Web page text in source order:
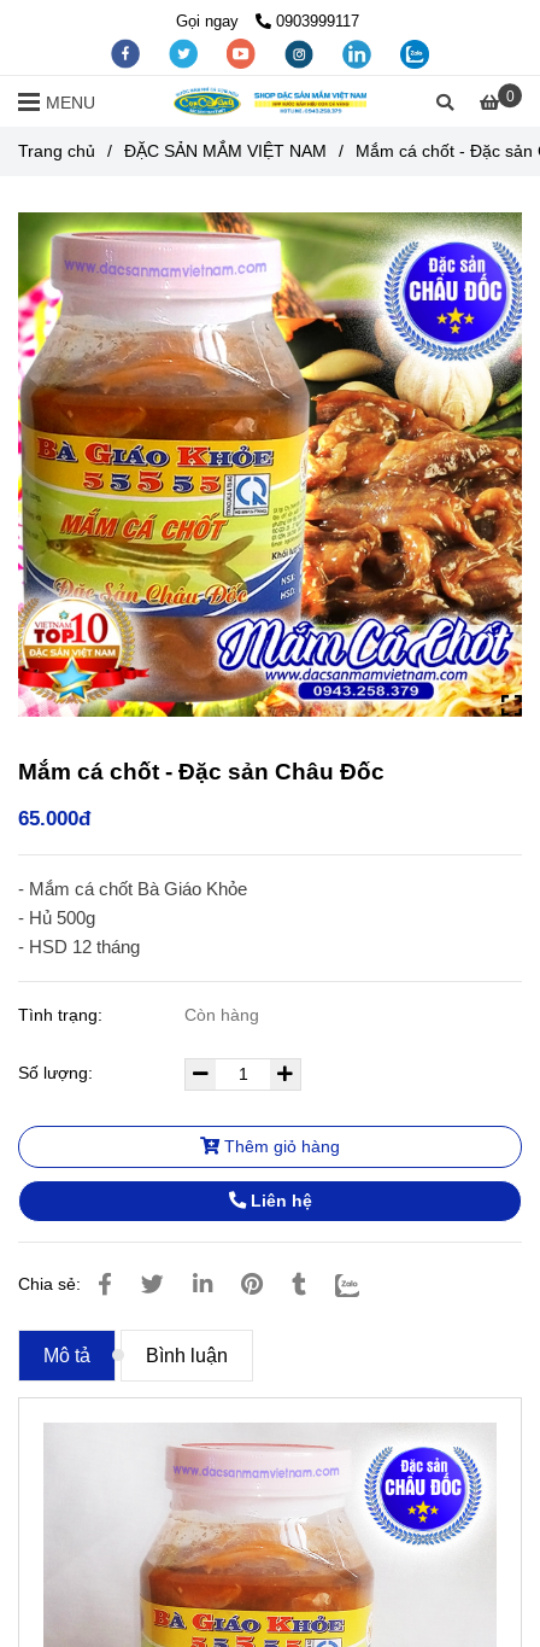
Gọi ngay 0903999117
0
MENU
Trang chủ / ĐẶC SẢN MẮM VIỆT NAM / Mắm cá chốt - Đặc sản
Mắm cá chốt - Đặc sản Châu Đốc
65.000đ
- Mắm cá chốt Bà Giáo Khỏe
- Hủ 500g
- HSD 12 tháng
Tình trạng: Còn hàng
Số lượng:
Thêm giỏ hàng
Liên hệ
Chia sẻ:
Mô tả Bình luận